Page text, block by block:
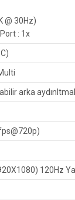
@ 30Hz)
: 1x
arka
120Hz